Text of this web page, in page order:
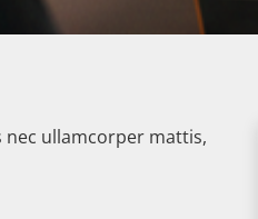
ullamcorper mattis,